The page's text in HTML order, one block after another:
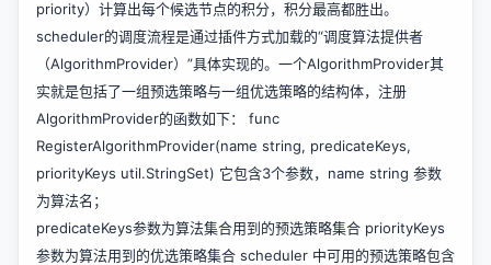
priority）计算出每个候选节点的积分，积分最高都胜出。
scheduler的调度流程是通过插件方式加载的“调度算法提供者
（AlgorithmProvider）”具体实现的。一个AlgorithmProvider其
实就是包括了一组预选策略与一组优选策略的结构体，注册
AlgorithmProvider的函数如下： func
RegisterAlgorithmProvider(name string, predicateKeys,
priorityKeys util.StringSet) 它包含3个参数，name string 参数
为算法名；
predicateKeys参数为算法集合用到的预选策略集合 priorityKeys
参数为算法用到的优选策略集合 scheduler 中可用的预选策略包含